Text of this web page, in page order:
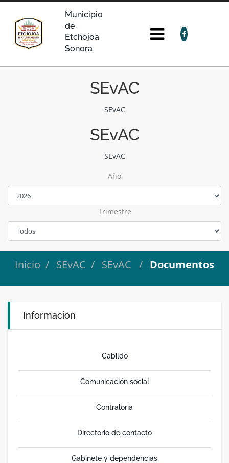
Municipio
de
Etchojoa
Sonora
SEvAC
SEvAC
SEvAC
SEvAC
Año
Trimestre
Inicio SEvAC SEvAC Documentos
Información
Cabildo
Comunicación social
Contraloria
Directorio de contacto
Gabinete y dependencias